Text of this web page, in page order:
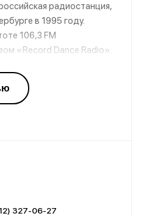
радиостанция,
в 1995 году.
106,3 FM
«Record Dance Radio».
Радио
публику от 15 до 35 лет.
играет танцевальная
радиостанции
327-06-27